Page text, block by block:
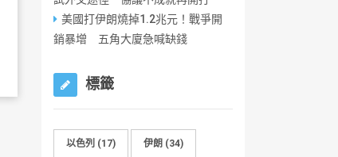
美國打伊朗燒掉1.2兆元！戰爭開
銷暴增 五角大廈急喊缺錢
標籤
以色列 (17) 伊朗 (34)